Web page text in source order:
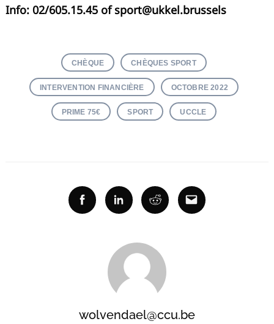
Info: 02/605.15.45 ofsport@ukkel.brussels
CHÈQUE CHÈQUES SPORT
INTERVENTION FINANCIÈRE OCTOBRE 2022
PRIME 75€ SPORT UCCLE
FacebookLinkedinRedditEmail
wolvendael@ccu.be